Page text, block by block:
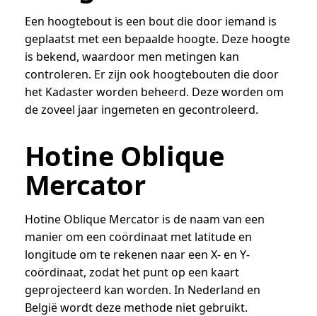
Een hoogtebout is een bout die door iemand is
geplaatst met een bepaalde hoogte. Deze hoogte
is bekend, waardoor men metingen kan
controleren. Er zijn ook hoogtebouten die door
het Kadaster worden beheerd. Deze worden om
de zoveel jaar ingemeten en gecontroleerd.
Hotine Oblique
Mercator
Hotine Oblique Mercator is de naam van een
manier om een coördinaat met latitude en
longitude om te rekenen naar een X- en Y-
coördinaat, zodat het punt op een kaart
geprojecteerd kan worden. In Nederland en
België wordt deze methode niet gebruikt.